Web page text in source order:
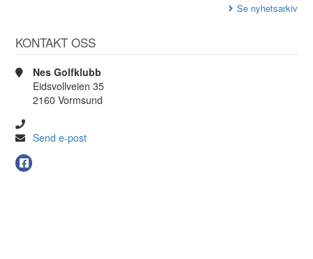
Se nyhetsarkiv
KONTAKT OSS
Nes Golfklubb
Eidsvollveien 35
2160 Vormsund
Send e-post